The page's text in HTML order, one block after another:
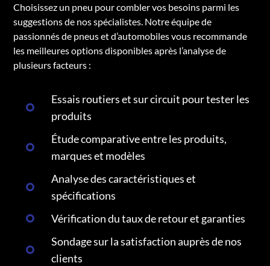
Choisissez un pneu pour combler vos besoins parmi les
suggestions de nos spécialistes. Notre équipe de
passionnés de pneus et d’automobiles vous recommande
les meilleures options disponibles après l’analyse de
plusieurs facteurs :
Essais routiers et sur circuit pour tester les
produits
Étude comparative entre les produits,
marques et modèles
Analyse des caractéristiques et
spécifications
Vérification du taux de retour et garanties
Sondage sur la satisfaction auprès de nos
clients